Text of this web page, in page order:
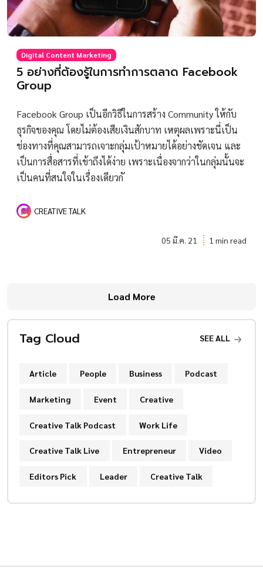
Digital Content Marketing
5 อย่างที่ต้องรู้ในการทำการตลาด Facebook
Group
Facebook Group เป็นอีกวิธีในการสร้าง Community ให้กับ
ธุรกิจของคุณ โดยไม่ต้องเสียเงินสักบาท เหตุผลเพราะนี่เป็น
ช่องทางที่คุณสามารถเจาะกลุ่มเป้าหมายได้อย่างชัดเจน และ
เป็นการสื่อสารที่เข้าถึงได้ง่าย เพราะเนื่องจากว่าในกลุ่มนั้นจะ
เป็นคนที่สนใจในเรื่องเดียวกั
CREATIVE TALK
05 มี.ค. 21 1 min read
Load More
Tag Cloud SEE ALL
Article People Business Podcast
Marketing Event Creative
Creative Talk Podcast Work Life
Creative Talk Live Entrepreneur Video
Editors Pick Leader Creative Talk